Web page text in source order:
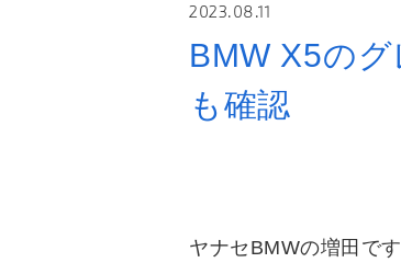
2023.08.11
BMW X5の
も確認
ヤナセBMWの増田です